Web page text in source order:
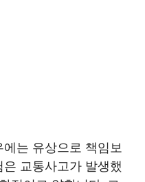
는 유상으로 책임보
교통사고가 발생했